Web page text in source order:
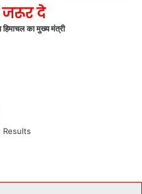
जरूर दे
का मुख्य मंत्री
Results